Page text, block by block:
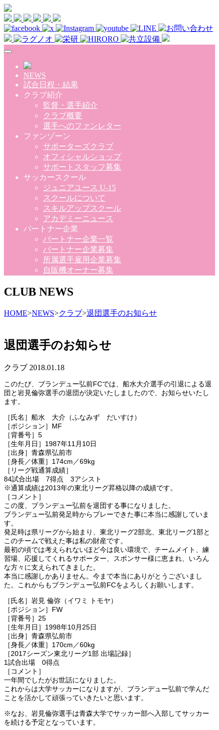
Skip to main content
NEWS
試合日程・結果
クラブ紹介
監督・選手紹介
クラブ概要
選手へのファンレター
ファンゾーン
サポーターズクラブ
オフィシャルショップ
サポートスタッフ募集
サッカースクール
ジュニアユース U-15
スクールについて
スキルアップスクール
アカデミーニュース
パートナー企業
パートナー企業一覧
パートナー企業募集
所属選手雇用企業募集
自販機オーナー募集
CLUB NEWS
HOME>NEWS>クラブ>退団選手のお知らせ
退団選手のお知らせ
クラブ 2018.01.18
このたび、ブランデュー弘前FCでは、船水大介選手の引退による退
団と岩見倫弥選手の退団が決定いたしましたので、お知らせいたし
ます。
［氏名］船水 大介（ふなみず だいすけ）
［ポジション］MF
［背番号］5
［生年月日］1987年11月10日
［出身］青森県弘前市
［身長／体重］174cm／69kg
［リーグ戦通算成績］
84試合出場 7得点 3アシスト
※通算成績は2013年の東北リーグ昇格以降の成績です。
［コメント］
この度、ブランデュー弘前を退団する事になりました。
ブランデュー弘前発足時からプレーできた事に本当に感謝していま
す。
発足時は県リーグから始まり、東北リーグ2部北、東北リーグ1部と
このチームで戦えた事は私の財産です。
最初の頃では考えられないほど今は良い環境で、チームメイト、練
習場、応援してくれるサポーター、スポンサー様に恵まれ、いろん
な方々に支えられてきました。
本当に感謝しかありません。今まで本当にありがとうございまし
た。これからもブランデュー弘前FCをよろしくお願いします。
［氏名］岩見 倫弥（イワミ トモヤ）
［ポジション］FW
［背番号］25
［生年月日］1998年10月25日
［出身］青森県弘前市
［身長／体重］170cm／60kg
［2017シーズン東北リーグ1部 出場記録］
1試合出場 0得点
［コメント］
一年間でしたがお世話になりました。
これからは大学サッカーになりますが、ブランデュー弘前で学んだ
ことを活かして頑張っていきたいと思います。
※なお、岩見倫弥選手は青森大学でサッカー部へ入部してサッカー
を続ける予定となっています。